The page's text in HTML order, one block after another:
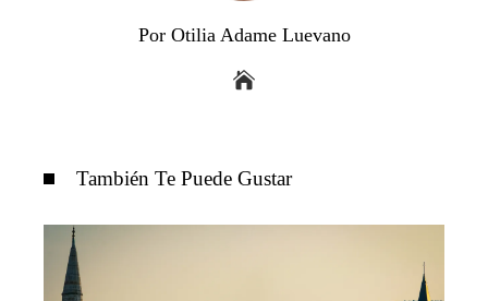
Por Otilia Adame Luevano
También Te Puede Gustar